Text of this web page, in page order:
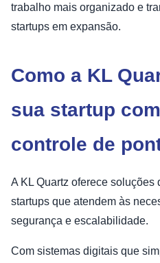
trabalho mais organizado e
startups em expansão.
Como a KL
sua startup
controle de
A KL Quartz oferece soluções
startups que atendem às
segurança e escalabilidade.
Com sistemas digitais que